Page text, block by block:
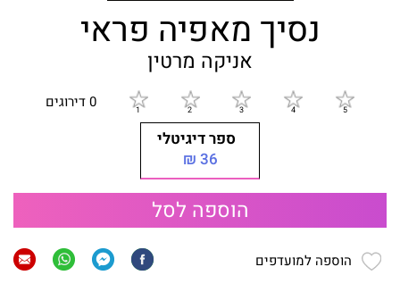
נסיך מאפיה פראי
אניקה מרטין
0 דירוגים
ספר דיגיטלי
36 ₪
הוספה לסל
הוספה למועדפים